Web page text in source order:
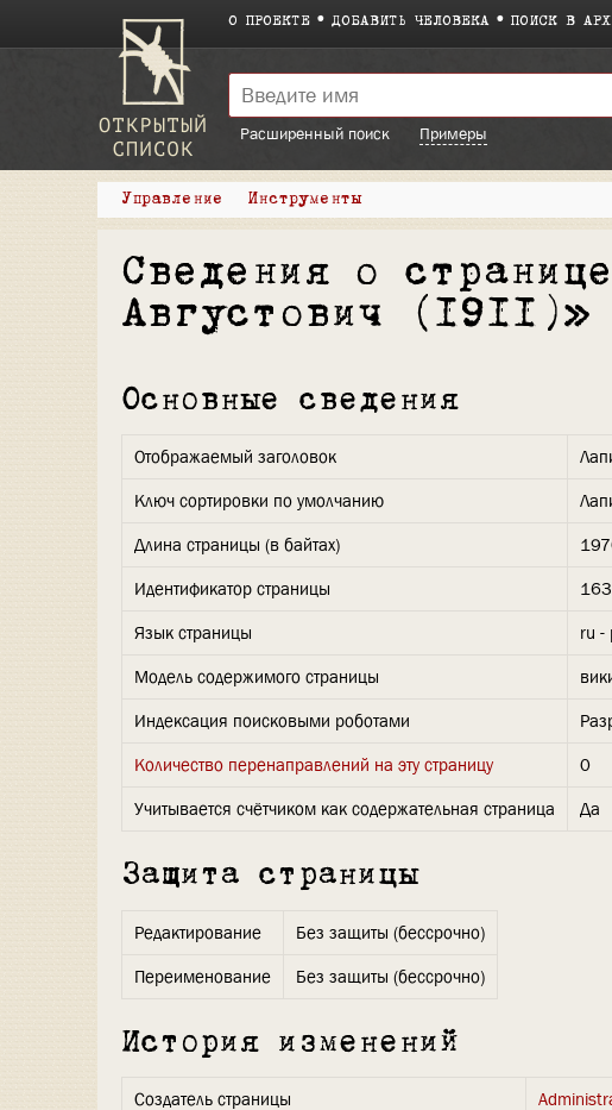
О ПРОЕКТЕ ДОБАВИТЬ ЧЕЛОВЕКА ПОИСК В
Расширенный поиск
Примеры
Управление Инструменты
Сведения о
Августович (1911)»
Основные сведения
Отображаемый заголовок
Ключ сортировки по умолчанию
Длина страницы (в байтах)
Идентификатор страницы
Язык страницы
ru -
Модель содержимого страницы
Индексация поисковыми роботами
Количество перенаправлений на эту страницу
0
Учитывается счётчиком как содержательная страница
Да
Защита страницы
Редактирование
Без защиты (бессрочно)
Переименование
Без защиты (бессрочно)
История изменений
Создатель страницы